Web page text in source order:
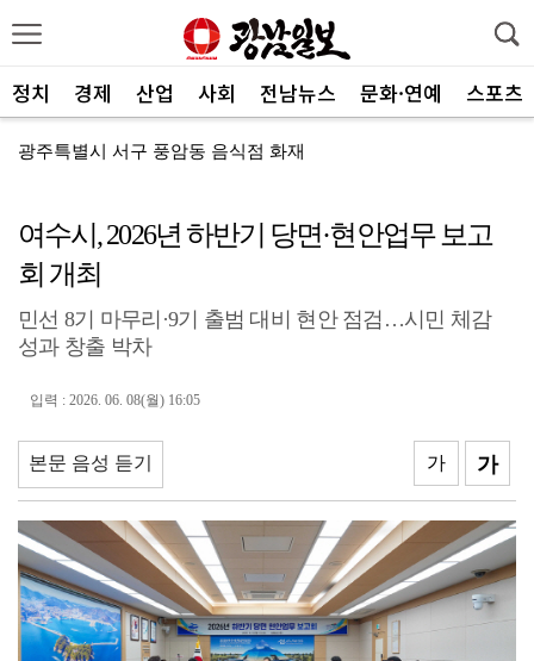
정치 경제 산업 사회 전남뉴스 문화·연예 스포츠
광주특별시 서구 풍암동 음식점 화재
농협광주본부, 하반기 상호금융 사업방향 공유
농협전남본부, 해남 가뭄 피해 현장점검
광주신보, 전통시장에 폭염 극복 생수 나눔
신안군, 국비 확보로 어르신 맞춤형 운동 프로그램 지속
전남광주통합특별시, 전국 최초 ‘섬 반값 여행’
여수시, 2026년 하반기 당면·현안업무 보고
회 개최
민선 8기 마무리·9기 출범 대비 현안 점검…시민 체감
성과 창출 박차
입력 : 2026. 06. 08(월) 16:05
본문 음성 듣기 가
가